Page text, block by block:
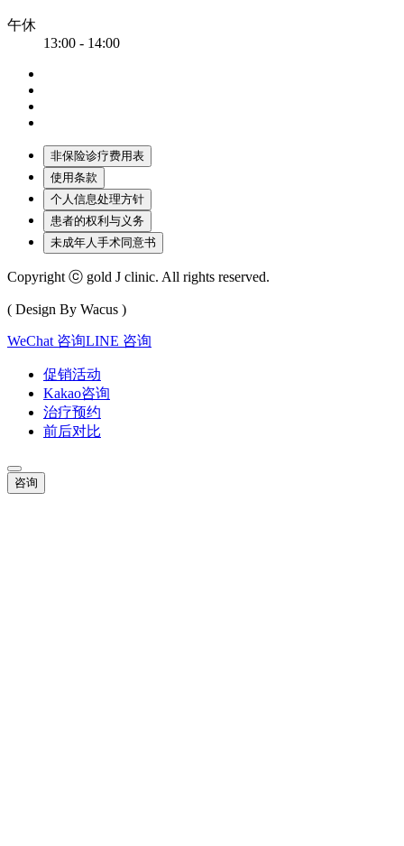
午休
13:00 - 14:00
非保险诊疗费用表
使用条款
个人信息处理方针
患者的权利与义务
未成年人手术同意书
Copyright ⓒ gold J clinic. All rights reserved.
( Design By Wacus )
WeChat 咨询LINE 咨询
促销活动
Kakao咨询
治疗预约
前后对比
咨询